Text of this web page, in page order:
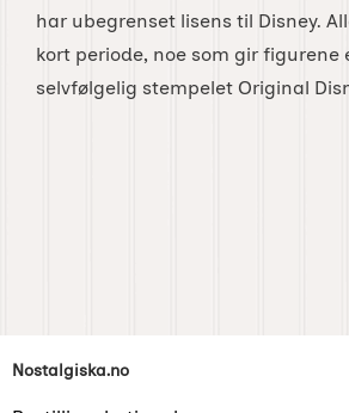
har ubegrenset lisens til Disney.
kort periode, noe som gir figurene
selvfølgelig stempelet Original
Footer-innhold Blandet
Nostalgiska.no